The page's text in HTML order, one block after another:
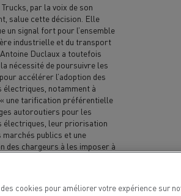
par la voix de son
salue cette décision. Elle
un signal fort pour l’ensemble
industrielle et du transport
Duclaux a toutefois
nécessité de poursuivre les
accélérer l’adoption des
électriques, notamment à
une tarification préférentielle
autoroutiers pour les
électriques, leur priorisation
marchés publics et une
des chargeurs à les imposer à
du transport et de
cookies pour améliorer votre expérience sur